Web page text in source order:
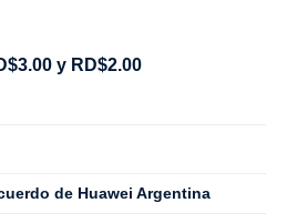
y RD$2.00
de Huawei Argentina